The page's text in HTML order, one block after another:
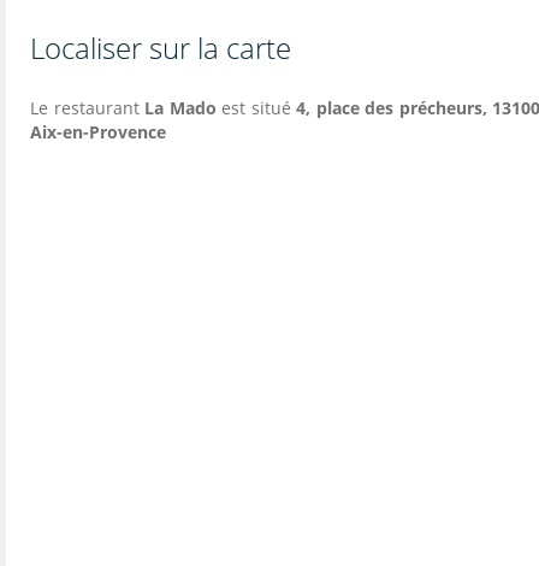
Localiser sur la carte
Le restaurant La Mado est situé 4, place des précheurs,
Aix-en-Provence